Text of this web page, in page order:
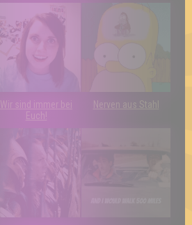
Wir sind immer bei
Euch!
Nerven aus Stahl